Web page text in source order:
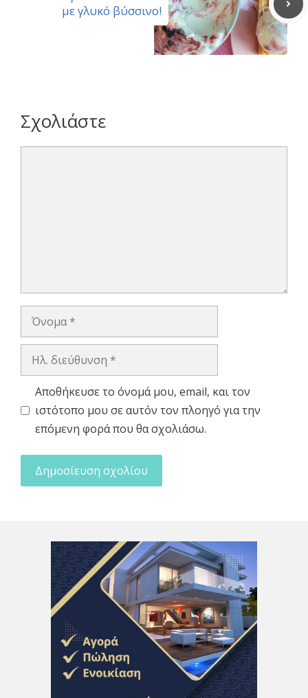
με γλυκό βύσσινο!
Σχολιάστε
Όνομα
Ηλ.
Αποθήκευσε το όνομά μου, email, και τον
ιστότοπο μου σε αυτόν τον πλοηγό για την
επόμενη φορά που θα σχολιάσω.